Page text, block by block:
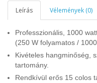
Leírás Vélemények (0)
Professzionális, 1000
(250 W folyamatos /
Kivételes hangminőség,
tartomány.
Rendkívül erős 15 colos